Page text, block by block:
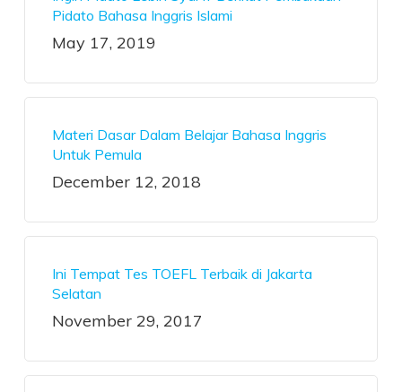
Pidato Bahasa Inggris Islami
May 17, 2019
Materi Dasar Dalam Belajar Bahasa Inggris
Untuk Pemula
December 12, 2018
Ini Tempat Tes TOEFL Terbaik di Jakarta
Selatan
November 29, 2017